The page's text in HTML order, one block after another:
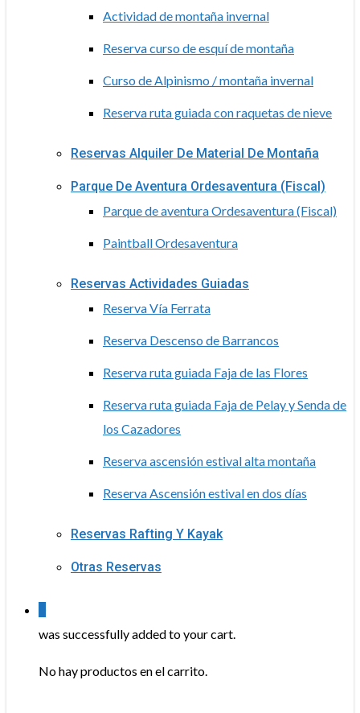
Actividad de montaña invernal
Reserva curso de esquí de montaña
Curso de Alpinismo / montaña invernal
Reserva ruta guiada con raquetas de nieve
Reservas Alquiler De Material De Montaña
Parque De Aventura Ordesaventura (Fiscal)
Parque de aventura Ordesaventura (Fiscal)
Paintball Ordesaventura
Reservas Actividades Guiadas
Reserva Vía Ferrata
Reserva Descenso de Barrancos
Reserva ruta guiada Faja de las Flores
Reserva ruta guiada Faja de Pelay y Senda de
los Cazadores
Reserva ascensión estival alta montaña
Reserva Ascensión estival en dos días
Reservas Rafting Y Kayak
Otras Reservas
was successfully added to your cart.
No hay productos en el carrito.